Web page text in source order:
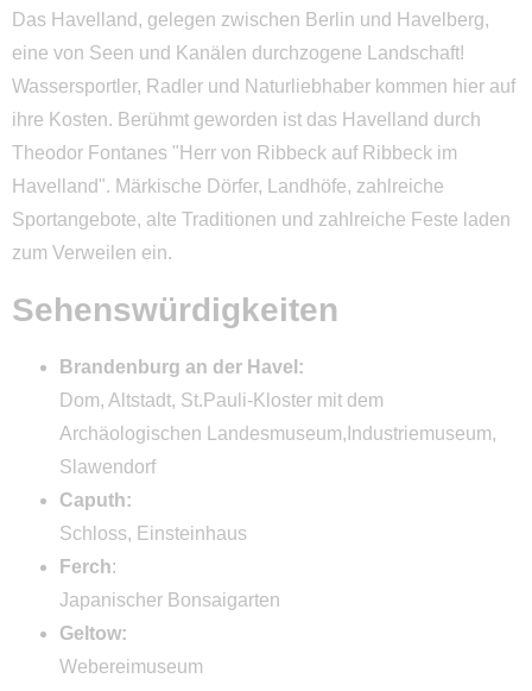
Spreewald
Elbe-Elster
Lausitzer Seenland
Fläming
Potsdam
Havelland
Aktivitäten
Radwandern / Radfahren
Stadt und Kultur
Freizeit Aktiv
Natur
Wasser
Service
Bestellung Campingführer
Das Havelland, gelegen zwischen Berlin und Havelberg,
eine von Seen und Kanälen durchzogene Landschaft!
Wassersportler, Radler und Naturliebhaber kommen hier auf
ihre Kosten. Berühmt geworden ist das Havelland durch
Theodor Fontanes "Herr von Ribbeck auf Ribbeck im
Havelland". Märkische Dörfer, Landhöfe, zahlreiche
Sportangebote, alte Traditionen und zahlreiche Feste laden
zum Verweilen ein.
Sehenswürdigkeiten
Brandenburg an der Havel:
Dom, Altstadt, St.Pauli-Kloster mit dem
Archäologischen Landesmuseum,Industriemuseum,
Slawendorf
Caputh:
Schloss, Einsteinhaus
Ferch:
Japanischer Bonsaigarten
Geltow:
Webereimuseum